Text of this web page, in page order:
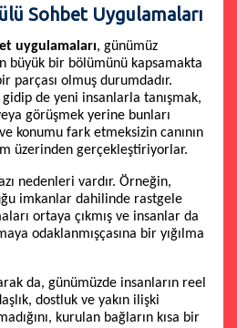
Sohbet Uygulamaları
uygulamaları, günümüz
büyük bir bölümünü kapsamakta
parçası olmuş durumdadır.
gidip de yeni insanlarla tanışmak,
görüşmek yerine bunları
konumu fark etmeksizin canının
üzerinden gerçekleştiriyorlar.
nedenleri vardır. Örneğin,
imkanlar dahilinde rastgele
ortaya çıkmış ve insanlar da
odaklanmışçasına bir yığılma
da, günümüzde insanların reel
dostluk ve yakın ilişki
kurulan bağların kısa bir